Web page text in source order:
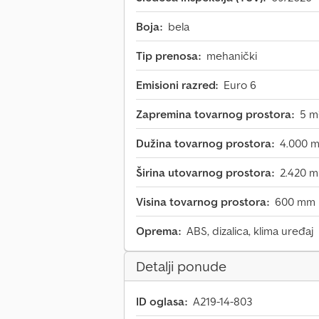
Boja: bela
Tip prenosa: mehanički
Emisioni razred: Euro 6
Zapremina tovarnog prostora: 5
Dužina tovarnog prostora: 4.000
Širina utovarnog prostora: 2.420
Visina tovarnog prostora: 600 mm
Oprema: ABS, dizalica, klima uređaj
Detalji ponude
ID oglasa: A219-14-803